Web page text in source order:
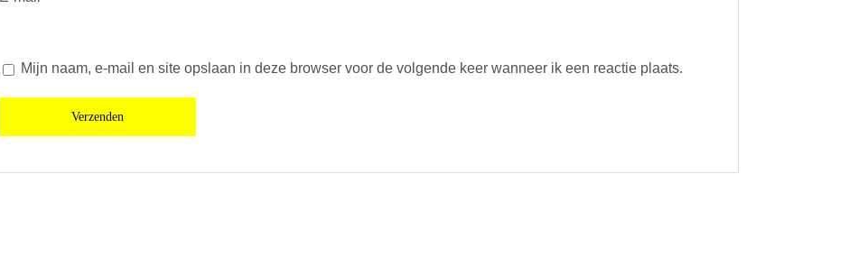
Mijn naam, e-mail en site opslaan in deze browser voor de volgende keer wanneer ik een reactie plaats.